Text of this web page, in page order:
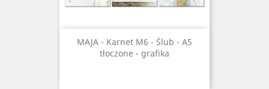
MAJA - Karnet M6 - Ślub - A5
tłoczone - grafika